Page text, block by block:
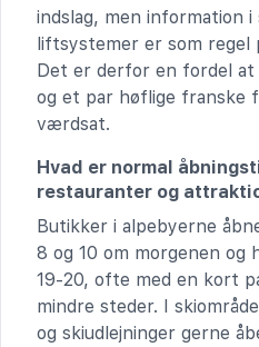
indslag, men information i
liftsystemer er som regel
Det er derfor en fordel at
og et par høflige franske
værdsat.
Hvad er normal
restauranter og
Butikker i alpebyerne
8 og 10 om morgenen og
19-20, ofte med en kort
mindre steder. I
og skiudlejninger gerne